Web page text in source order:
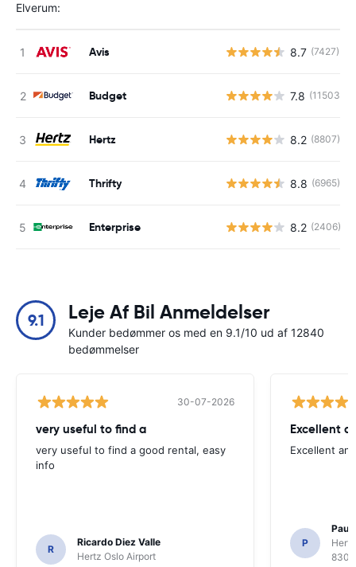
Elverum:
Avis 8.7 (7427)
Budget 7.8 (11503)
Hertz 8.2 (8807)
Thrifty 8.8 (6965)
Enterprise 8.2 (2406)
9.1 Leje Af Bil Anmeldelser
Kunder bedømmer os med en 9.1/10 ud af 12840
bedømmelser
30-07-2026
very useful to find a
very useful to find a good rental, easy
info
R
Ricardo Diez Valle
Hertz Oslo Airport
Excellent
Excellent
P
Paul
8300